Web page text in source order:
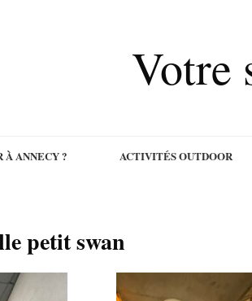
Votre
À ANNECY ? ACTIVITÉS OUTDOOR
petit swan